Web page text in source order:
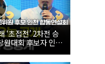
‘초접전’ 2차전 승
원대회 후보자 인천